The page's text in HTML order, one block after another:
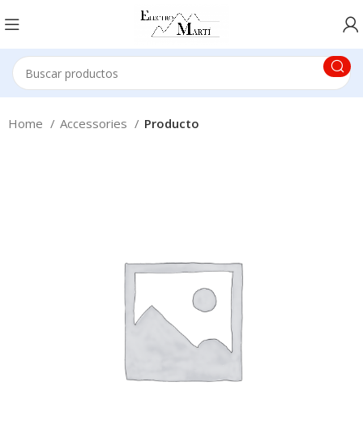
Home Accessories Producto